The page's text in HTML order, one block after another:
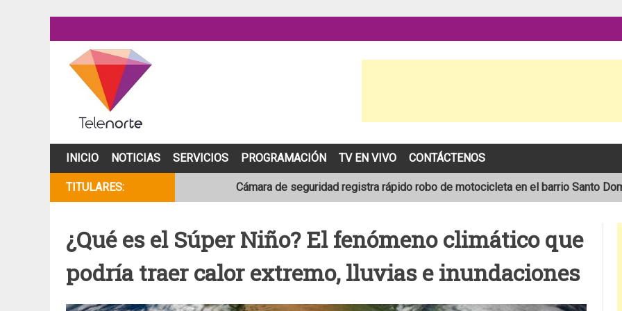
to
content
INICIO NOTICIAS SERVICIOS PROGRAMACIÓN TV EN VIVO CONTÁCTENOS
TITULARES: Cámara de seguridad registra rápido robo de motocicleta en el barrio Santo
Adolescente fallece tras ser arrollado por un taxi frente a la COTRAN Norte en
¿Qué es el Súper Niño? El fenómeno climático que
podría traer calor extremo, lluvias e inundaciones